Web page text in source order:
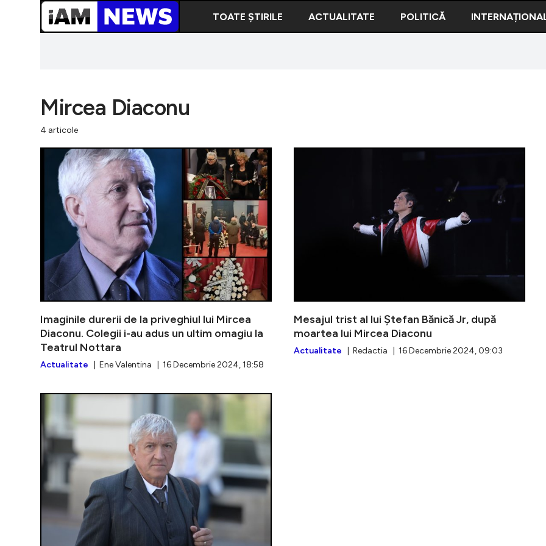
TOATE ȘTIRILE ACTUALITATE POLITICĂ
Mircea Diaconu
4 articole
Imaginile durerii de la priveghiul lui Mircea
Diaconu. Colegii i-au adus un ultim omagiu la
Teatrul Nottara
Actualitate | Ene Valentina | 16 Decembrie 2024, 18:58
Mesajul trist al lui Ștefan Bănică Jr, după
moartea lui Mircea Diaconu
Actualitate | Redactia | 16 Decembrie 2024, 09:03